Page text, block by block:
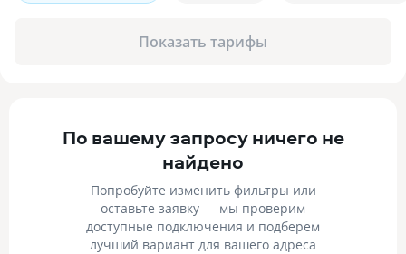
Показать тарифы
По вашему запросу ничего не
найдено
Попробуйте изменить фильтры или
оставьте заявку — мы проверим
доступные подключения и подберем
лучший вариант для вашего адреса